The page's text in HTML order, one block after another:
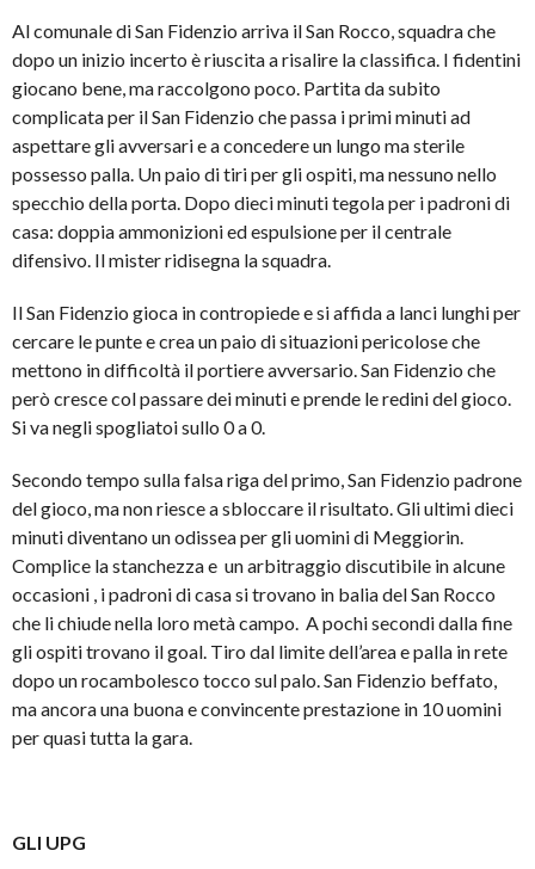
Al comunale di San Fidenzio arriva il San Rocco, squadra che
dopo un inizio incerto è riuscita a risalire la classifica. I fidentini
giocano bene, ma raccolgono poco. Partita da subito
complicata per il San Fidenzio che passa i primi minuti ad
aspettare gli avversari e a concedere un lungo ma sterile
possesso palla. Un paio di tiri per gli ospiti, ma nessuno nello
specchio della porta. Dopo dieci minuti tegola per i padroni di
casa: doppia ammonizioni ed espulsione per il centrale
difensivo. Il mister ridisegna la squadra.
Il San Fidenzio gioca in contropiede e si affida a lanci lunghi per
cercare le punte e crea un paio di situazioni pericolose che
mettono in difficoltà il portiere avversario. San Fidenzio che
però cresce col passare dei minuti e prende le redini del gioco.
Si va negli spogliatoi sullo 0 a 0.
Secondo tempo sulla falsa riga del primo, San Fidenzio padrone
del gioco, ma non riesce a sbloccare il risultato. Gli ultimi dieci
minuti diventano un odissea per gli uomini di Meggiorin.
Complice la stanchezza e un arbitraggio discutibile in alcune
occasioni , i padroni di casa si trovano in balia del San Rocco
che li chiude nella loro metà campo. A pochi secondi dalla fine
gli ospiti trovano il goal. Tiro dal limite dell’area e palla in rete
dopo un rocambolesco tocco sul palo. San Fidenzio beffato,
ma ancora una buona e convincente prestazione in 10 uomini
per quasi tutta la gara.
GLI UPG